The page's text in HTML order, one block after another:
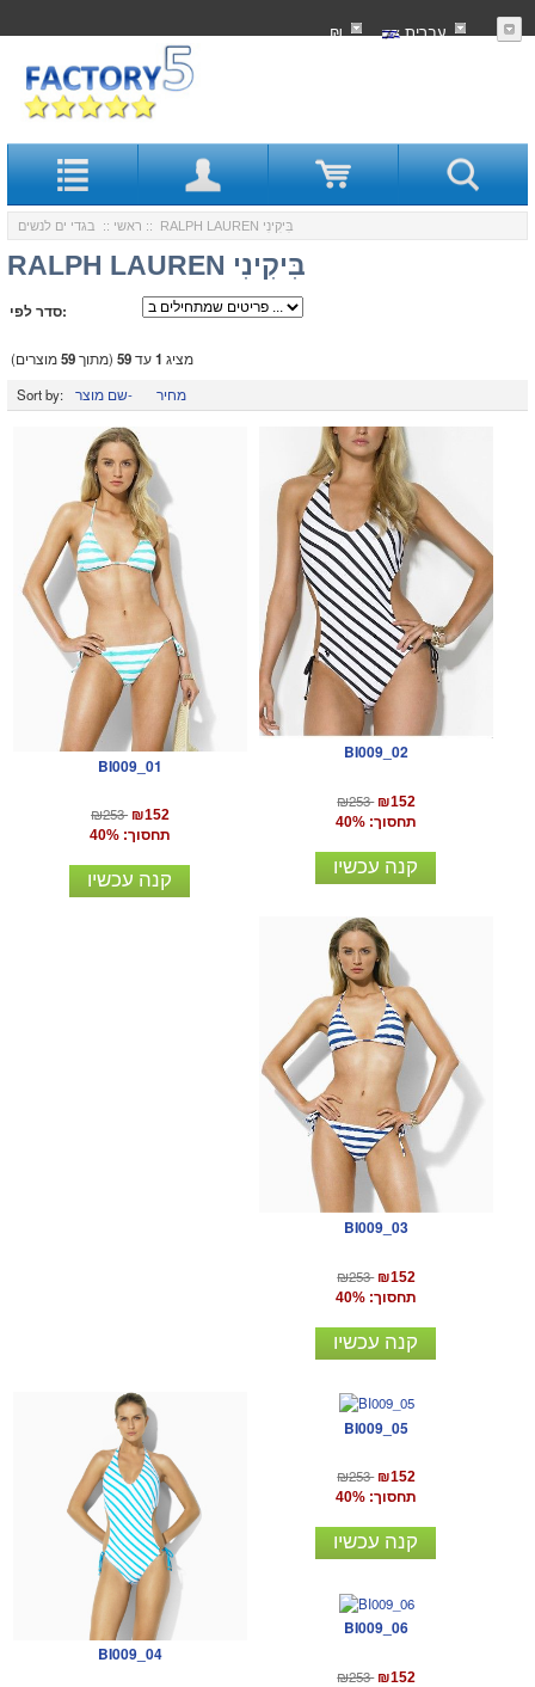
עִברִית ₪
ראשי :: בגדי ים לנשים :: RALPH LAUREN בִּיקִינִי
RALPH LAUREN בִּיקִינִי
סדר לפי:
מציג 1עד59 (מתוך59מוצרים)
Sort by:
שם מוצר- מחיר
BI009_01
₪253 ₪152
תחסוך: 40%
קנה עכשיו
BI009_02
₪253 ₪152
תחסוך: 40%
קנה עכשיו
BI009_03
₪253 ₪152
תחסוך: 40%
קנה עכשיו
BI009_04
BI009_05
₪253 ₪152
תחסוך: 40%
קנה עכשיו
BI009_06
₪253 ₪152